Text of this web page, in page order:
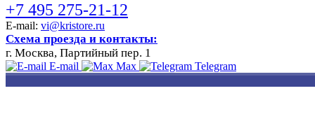
+7 495 275-21-12
E-mail: vi@kristore.ru
Схема проезда и контакты:
г. Москва, Партийный пер. 1
E-mail Max Telegram